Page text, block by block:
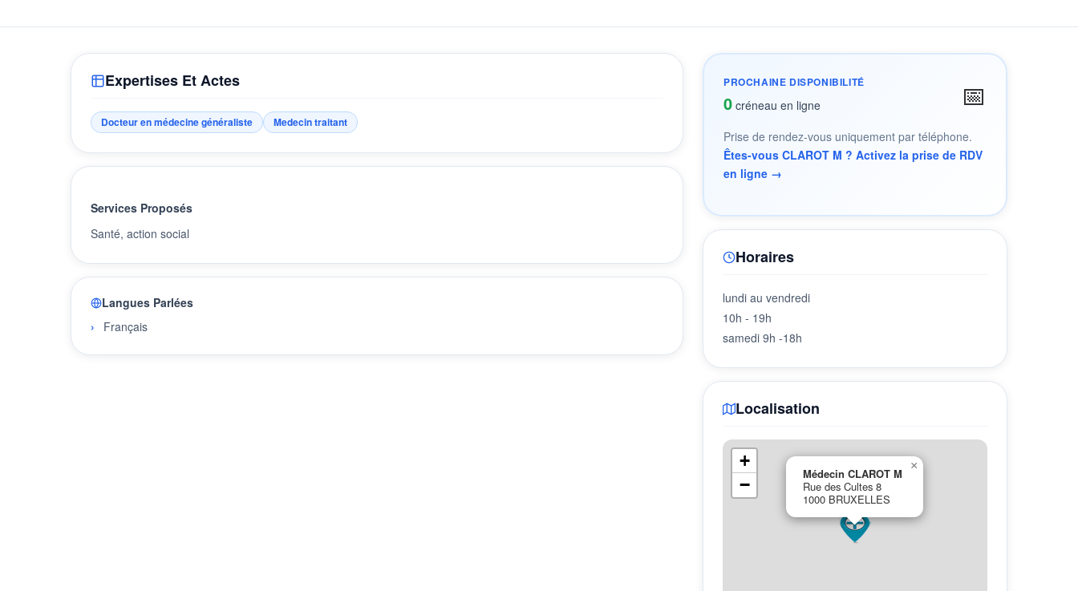
Expertises Et Actes
Docteur en médecine généraliste Medecin traitant
Services Proposés
Santé, action social
Langues Parlées
Français
PROCHAINE DISPONIBILITÉ
0 créneau en ligne 📅
Prise de rendez-vous uniquement par téléphone.
Êtes-vous CLAROT M ? Activez la prise de RDV
en ligne →
Horaires
lundi au vendredi
10h - 19h
samedi 9h -18h
Localisation
Médecin CLAROT M
Rue des Cultes 8
1000 BRUXELLES
×
+
−